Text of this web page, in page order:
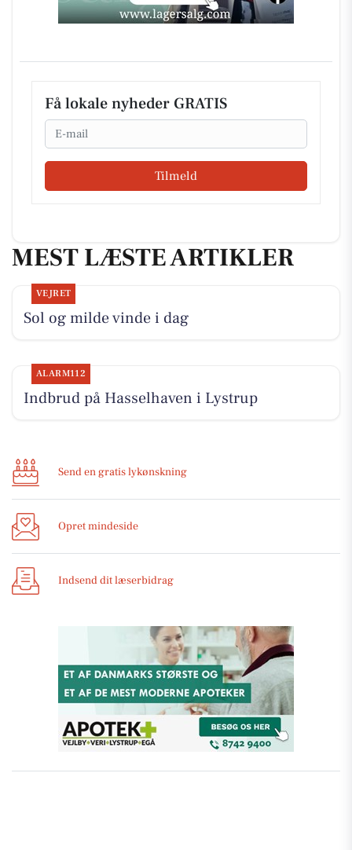
Få lokale nyheder GRATIS
Email
Tilmeld
MEST LÆSTE ARTIKLER
VEJRET
Sol og milde vinde i dag
ALARM112
Indbrud på Hasselhaven i Lystrup
Send en gratis lykønskning
Opret mindeside
Indsend dit læserbidrag